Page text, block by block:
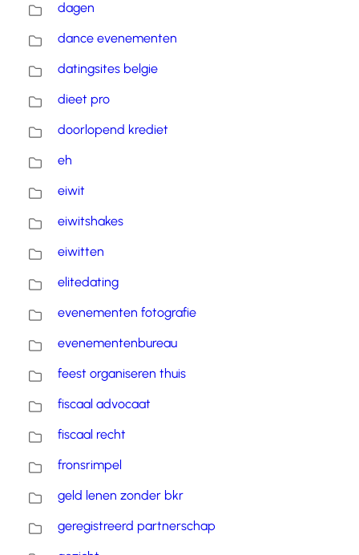
dagen
dance evenementen
datingsites belgie
dieet pro
doorlopend krediet
eh
eiwit
eiwitshakes
eiwitten
elitedating
evenementen fotografie
evenementenbureau
feest organiseren thuis
fiscaal advocaat
fiscaal recht
fronsrimpel
geld lenen zonder bkr
geregistreerd partnerschap